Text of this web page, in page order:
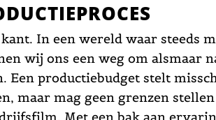
kant. In een wereld waar steeds
wij ons een weg om alsmaar
Een productiebudget stelt
maar mag geen grenzen